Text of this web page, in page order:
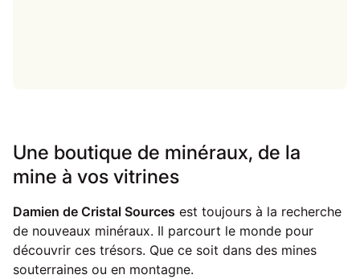
Une boutique de minéraux, de la
mine à vos vitrines
Damien de Cristal Sources est toujours à la recherche
de nouveaux minéraux. Il parcourt le monde pour
découvrir ces trésors. Que ce soit dans des mines
souterraines ou en montagne.